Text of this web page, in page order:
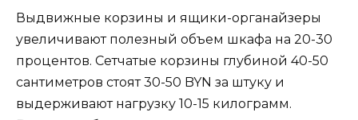
Выдвижные корзины и ящики-органайзеры
увеличивают полезный объем шкафа на 20-30
процентов. Сетчатые корзины глубиной 40-50
сантиметров стоят 30-50 BYN за штуку и
выдерживают нагрузку 10-15 килограмм.